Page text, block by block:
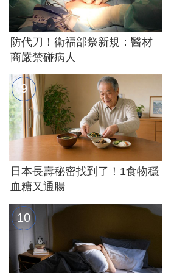
防代刀！衛福部祭新規：醫材
商嚴禁碰病人
日本長壽秘密找到了！1食物穩
血糖又通腸